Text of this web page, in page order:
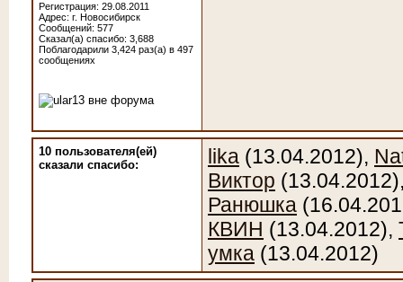
Регистрация: 29.08.2011
Адрес: г. Новосибирск
Сообщений: 577
Сказал(а) спасибо: 3,688
Поблагодарили 3,424 раз(а) в 497
сообщениях
10 пользователя(ей)
сказали cпасибо:
lika (13.04.2012),
Виктор
Ранюшка
КВИН (13.04.2012),
умка (13.04.2012)